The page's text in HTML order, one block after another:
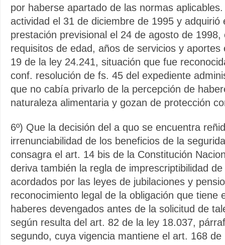
por haberse apartado de las normas
actividad el 31 de diciembre de 1995 y adquirió
prestación previsional el 24 de agosto de 1998,
requisitos de edad, años de servicios y aportes
19 de la ley 24.241, situación que fue
conf. resolución de fs. 45 del expediente
que no cabía privarlo de la percepción de
naturaleza alimentaria y gozan de protección
6º) Que la decisión del a quo se encuentra
irrenunciabilidad de los beneficios de la
consagra el art. 14 bis de la Constitución
deriva también la regla de imprescriptibilidad
acordados por las leyes de jubilaciones y
reconocimiento legal de la obligación que tiene
haberes devengados antes de la solicitud de
según resulta del art. 82 de la ley 18.037,
segundo, cuya vigencia mantiene el art. 168 de